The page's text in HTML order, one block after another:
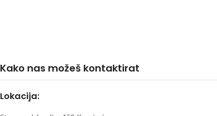
Kako nas možeš kontaktirat
Lokacija: